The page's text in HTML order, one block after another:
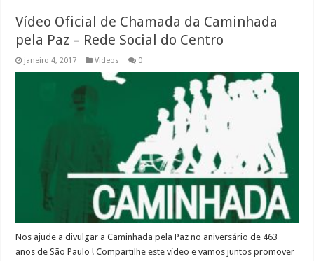
Vídeo Oficial de Chamada da Caminhada
pela Paz – Rede Social do Centro
janeiro 4, 2017 Videos 0
Nos ajude a divulgar a Caminhada pela Paz no aniversário de 463
anos de São Paulo ! Compartilhe este vídeo e vamos juntos promover